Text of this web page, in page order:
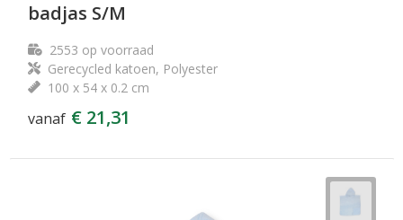
badjas S/M
2553 op voorraad
Gerecycled katoen, Polyester
100 x 54 x 0.2 cm
vanaf € 21,31